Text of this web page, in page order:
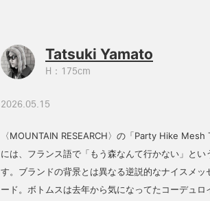
Tatsuki Yamato
H：175cm
2026.05.15
〈MOUNTAIN RESEARCH〉の「Party Hike Mesh
には、フランス語で「もう森なんて行かない」とい
す。ブランドの背景とは異なる逆説的なナイスメッ
ード。ボトムスは去年から気になってたコーデュロ